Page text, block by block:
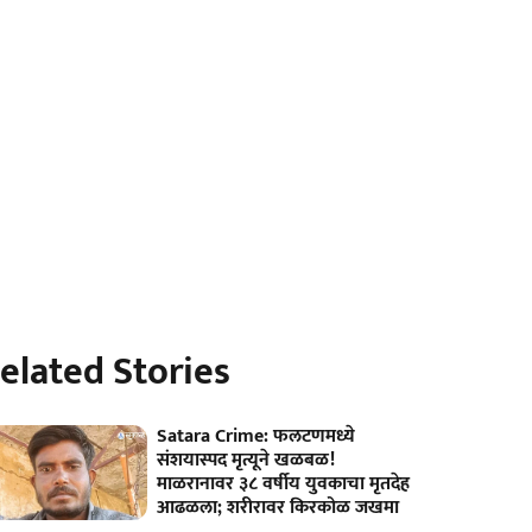
Stories
Satara Crime: फलटणमध्ये
संशयास्‍पद मृत्यूने खळबळ!
माळरानावर ३८ वर्षीय युवकाचा मृतदेह
आढळला; शरीरावर किरकोळ जखमा